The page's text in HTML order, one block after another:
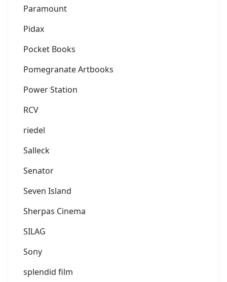
Paramount
Pidax
Pocket Books
Pomegranate Artbooks
Power Station
RCV
riedel
Salleck
Senator
Seven Island
Sherpas Cinema
SILAG
Sony
splendid film